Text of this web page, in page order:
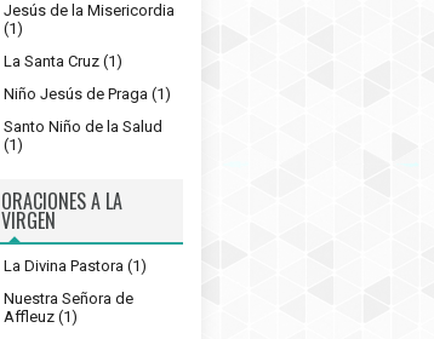
Jesús de la Misericordia
(1)
La Santa Cruz (1)
Niño Jesús de Praga (1)
Santo Niño de la Salud
(1)
ORACIONES A LA
VIRGEN
La Divina Pastora (1)
Nuestra Señora de
Affleuz (1)